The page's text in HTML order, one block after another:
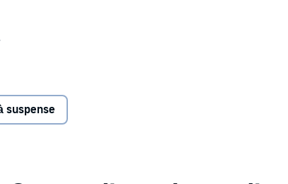
es asesinado en Berriozar, a las afueras de
un vagabundo alcohólico con quien solo se hablaba
y el banquero se descubre solo en el peligroso y
parece demostrar que Viamonte, lo supiera o no, estaba
suspense